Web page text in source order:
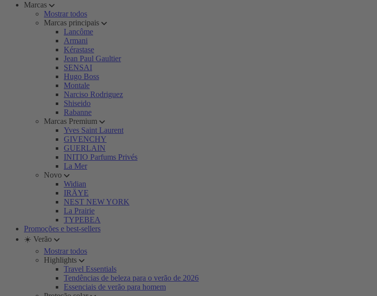
Marcas
Mostrar todos
Marcas principais
Lancôme
Armani
Kérastase
Jean Paul Gaultier
SENSAI
Hugo Boss
Montale
Narciso Rodriguez
Shiseido
Rabanne
Marcas Premium
Yves Saint Laurent
GIVENCHY
GUERLAIN
INITIO Parfums Privés
La Mer
Novo
Widian
IRÄYE
NEST NEW YORK
La Prairie
TYPEBEA
Promoções e best-sellers
☀️ Verão
Mostrar todos
Highlights
Travel Essentials
Tendências de beleza para o verão de 2026
Essenciais de verão para homem